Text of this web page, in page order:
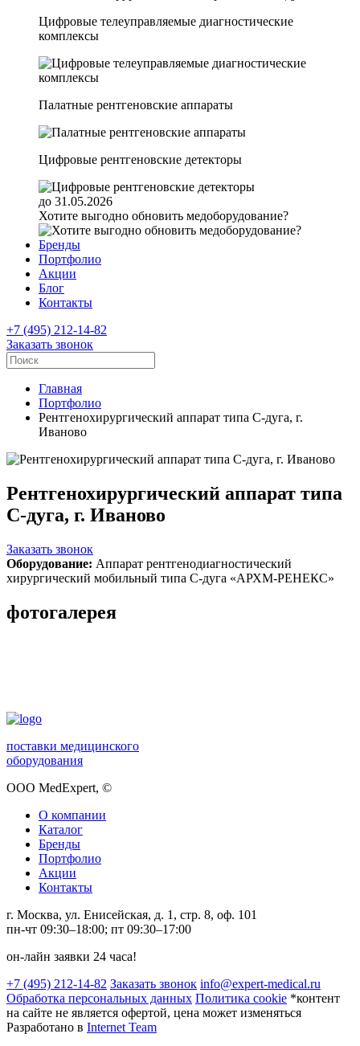
Цифровые телеуправляемые диагностические
комплексы
Палатные рентгеновские аппараты
Цифровые рентгеновские детекторы
до 31.05.2026
Хотите выгодно обновить медоборудование?
Бренды
Портфолио
Акции
Блог
Контакты
+7 (495) 212-14-82
Заказать звонок
Главная
Портфолио
Рентгенохирургический аппарат типа С-дуга, г.
Иваново
Рентгенохирургический аппарат типа
С-дуга, г. Иваново
Заказать звонок
Оборудование: Аппарат рентгенодиагностический
хирургический мобильный типа С-дуга «АРХМ-РЕНЕКС»
фотогалерея
поставки медицинского
оборудования
ООО MedExpert, ©
О компании
Каталог
Бренды
Портфолио
Акции
Контакты
г. Москва, ул. Енисейская, д. 1, стр. 8, оф. 101
пн-чт 09:30–18:00; пт 09:30–17:00
он-лайн заявки 24 часа!
+7 (495) 212-14-82 Заказать звонок info@expert-medical.ru
Обработка персональных данных Политика cookie *контент
на сайте не является офертой, цена может изменяться
Разработано в Internet Team